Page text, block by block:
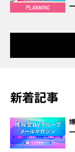
新着記事